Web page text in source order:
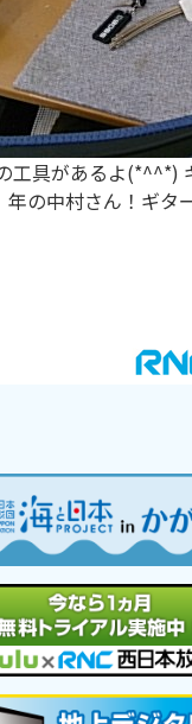
工具があるよ(*^^*)
年の中村さん！ギタ